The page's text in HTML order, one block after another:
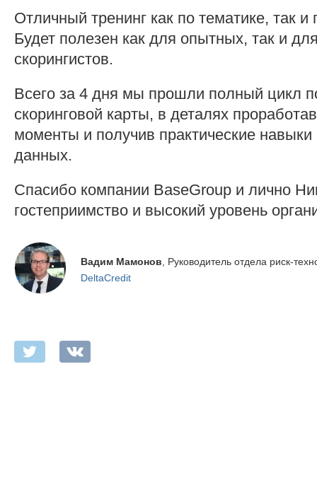
Отличный тренинг как по тематике, так
Будет полезен как для опытных, так и
скорингистов.
Всего за 4 дня мы прошли полный цикл
скоринговой карты, в деталях
моменты и получив практические
данных.
Спасибо компании BaseGroup и лично
гостеприимство и высокий уровень
Вадим Мамонов , Руководитель отдела риск-
DeltaCredit